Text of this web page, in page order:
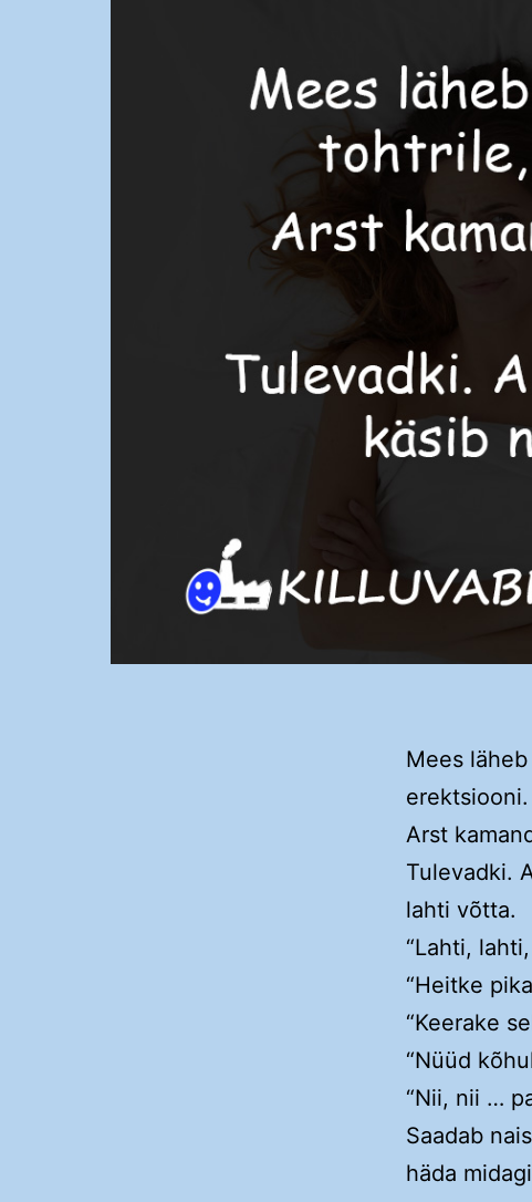
Mees
erektsiooni.
Arst
Tulevadki.
lahti võtta.
“Lahti,
“Heitke
“Keerake
“Nüüd
“Nii, nii …
Saadab
häda